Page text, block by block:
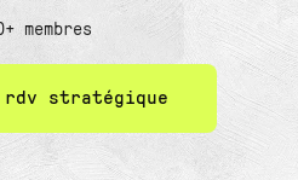
membres
rdv stratégique